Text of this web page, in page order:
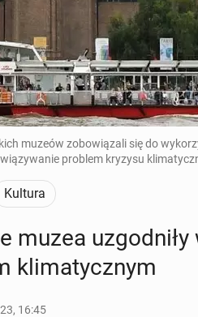
muzeów zobowiązali się do
problem kryzysu
Kultura
muzea
kli­ma­tycz­nym
16:45